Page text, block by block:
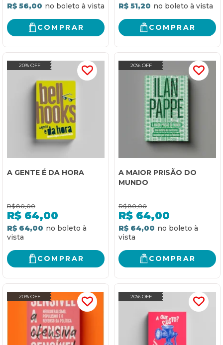
R$ 56,00
COMPRAR
R$ 51,20
COMPRAR
20% OFF
A GENTE É DA HORA
R$ 80,00
R$ 64,00
R$ 64,00
COMPRAR
20% OFF
A MAIOR PRISÃO DO
MUNDO
R$ 80,00
R$ 64,00
R$ 64,00
COMPRAR
20% OFF 20% OFF